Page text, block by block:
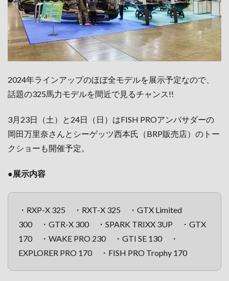
2024年ラインアップのほぼ全モデルを展示予定なので、
話題の325馬力モデルを間近で見るチャンス!!
3月23日（土）と24日（日）はFISH PROアンバサダーの
岡田万里奈さんとシーゲッツ西本氏（BRP販売店）のトー
クショーも開催予定。
●展示内容
・RXP-X 325 ・RXT-X 325 ・GTX Limited
300 ・GTR-X 300 ・SPARK TRIXX 3UP ・GTX
170 ・WAKE PRO 230 ・GTI SE 130 ・
EXPLORER PRO 170 ・FISH PRO Trophy 170